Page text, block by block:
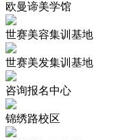
欧曼谛美学馆
世赛美容集训基地
世赛美发集训基地
咨询报名中心
锦绣路校区